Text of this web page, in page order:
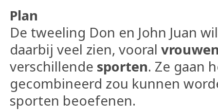
Plan
De tweeling Don en John Juan
daarbij veel zien, vooral
verschillende sporten. Ze gaan
gecombineerd zou kunnen
sporten beoefenen.